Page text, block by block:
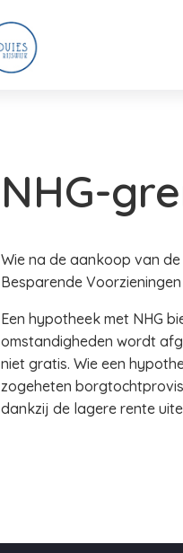
NHG-
Wie na de aankoop van de
Besparende
Een hypotheek met NHG
omstandigheden wordt
niet gratis. Wie een
zogeheten
dankzij de lagere rente